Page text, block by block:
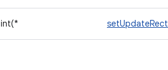
int(* setUpdateRect